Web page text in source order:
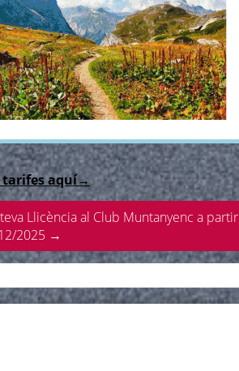
tarifes aquí→
Llicència al Club Muntanyenc a partir
2025 →